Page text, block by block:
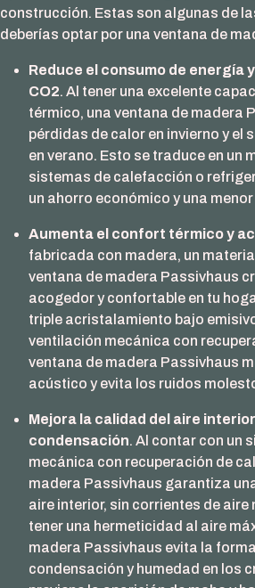
construcción. Estas son algunas de
deberías optar por una ventana de
Reduce el consumo de energía
CO2. Al tener una excelente
térmico, una ventana de madera
pérdidas de calor en invierno y el
en verano. Esto se traduce en un
sistemas de calefacción o
un ahorro económico y una
Aumenta el confort térmico y
fabricada con madera, un
ventana de madera Passivhaus
acogedor y confortable en tu
triple acristalamiento bajo
ventilación mecánica con
ventana de madera Passivhaus
acústico y evita los ruidos
Mejora la calidad del aire
condensación. Al contar con un
mecánica con recuperación de
madera Passivhaus garantiza
aire interior, sin corrientes de aire
tener una hermeticidad al aire
madera Passivhaus evita la
condensación y humedad en los